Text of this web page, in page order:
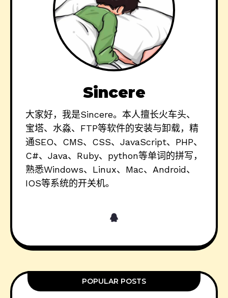
Sincere
大家好，我是Sincere。本人擅长火车头、
宝塔、水淼、FTP等软件的安装与卸载，精
通SEO、CMS、CSS、JavaScript、PHP、
C#、Java、Ruby、python等单词的拼写，
熟悉Windows、Linux、Mac、Android、
IOS等系统的开关机。
POPULAR POSTS